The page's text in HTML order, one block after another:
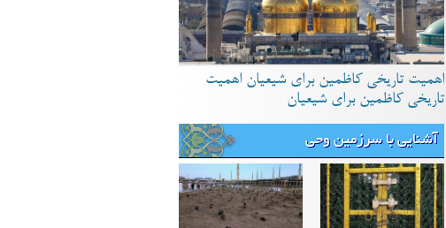
اهمیت تاریخی کاظمین برای شیعیان اهمیت
تاریخی کاظمین برای شیعیان
آشنایی با سرزمین وحی